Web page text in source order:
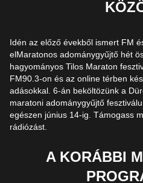
Idén az előző évekből ismert FM
elMaratonos adománygyűjtő hét
hagyományos Tilos Maraton
FM90.3-on és az online térben
adásokkal. 6-án beköltözünk a
maratoni adománygyűjtő
egészen június 14-ig. Támogass
rádiózást.
A KORÁBBI